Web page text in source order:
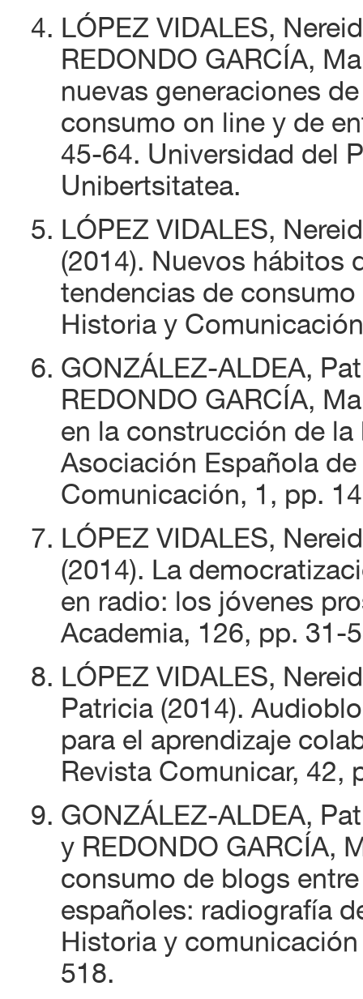
LÓPEZ VIDALES,
REDONDO GARCÍA,
nuevas generaciones
consumo on line y de
45-64. Universidad del
Unibertsitatea.
LÓPEZ VIDALES,
(2014). Nuevos hábitos
tendencias de
Historia y
GONZÁLEZ-ALDEA,
REDONDO GARCÍA,
en la construcción de
Asociación Española
Comunicación, 1, pp.
LÓPEZ VIDALES,
(2014). La
en radio: los jóvenes
Academia, 126, pp. 31-
LÓPEZ VIDALES,
Patricia (2014).
para el aprendizaje
Revista Comunicar, 42,
GONZÁLEZ-ALDEA,
y REDONDO GARCÍA,
consumo de blogs
españoles: radiografía
Historia y
518.